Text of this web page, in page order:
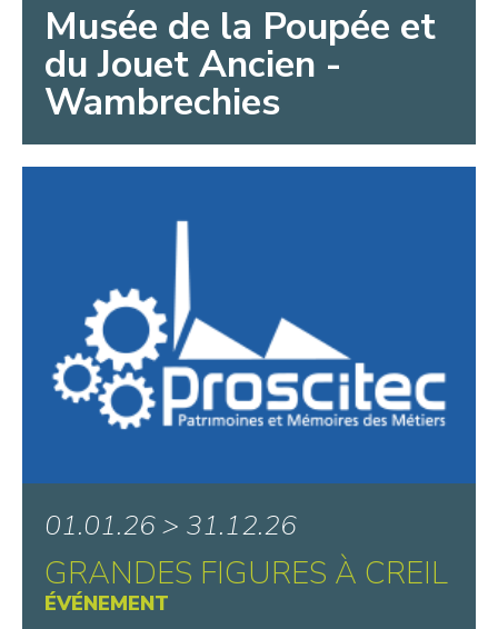
Musée de la Poupée et
du Jouet Ancien -
Wambrechies
01.01.26 > 31.12.26
GRANDES FIGURES À CREIL
ÉVÉNEMENT